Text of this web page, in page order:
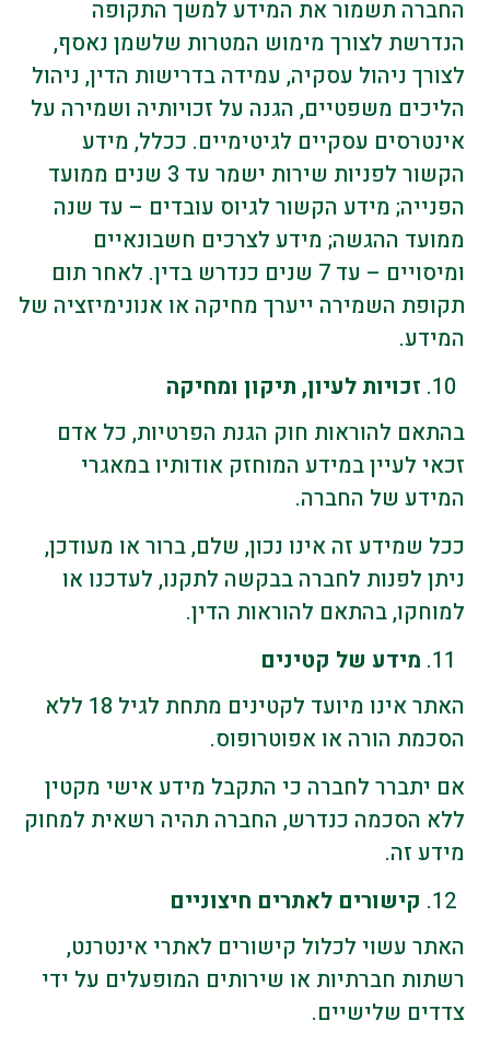
החברה תשמור את המידע למשך התקופה
הנדרשת לצורך מימוש המטרות שלשמן נאסף,
לצורך ניהול עסקיה, עמידה בדרישות הדין, ניהול
הליכים משפטיים, הגנה על זכויותיה ושמירה על
אינטרסים עסקיים לגיטימיים. ככלל, מידע
הקשור לפניות שירות ישמר עד 3 שנים ממועד
הפנייה; מידע הקשור לגיוס עובדים – עד שנה
ממועד ההגשה; מידע לצרכים חשבונאיים
ומיסויים – עד 7 שנים כנדרש בדין. לאחר תום
תקופת השמירה ייערך מחיקה או אנונימיזציה של
המידע.
זכויות לעיון, תיקון ומחיקה
בהתאם להוראות חוק הגנת הפרטיות, כל אדם
זכאי לעיין במידע המוחזק אודותיו במאגרי
המידע של החברה.
ככל שמידע זה אינו נכון, שלם, ברור או מעודכן,
ניתן לפנות לחברה בבקשה לתקנו, לעדכנו או
למוחקו, בהתאם להוראות הדין.
מידע של קטינים
האתר אינו מיועד לקטינים מתחת לגיל 18 ללא
הסכמת הורה או אפוטרופוס.
אם יתברר לחברה כי התקבל מידע אישי מקטין
ללא הסכמה כנדרש, החברה תהיה רשאית למחוק
מידע זה.
קישורים לאתרים חיצוניים
האתר עשוי לכלול קישורים לאתרי אינטרנט,
רשתות חברתיות או שירותים המופעלים על ידי
צדדים שלישיים.